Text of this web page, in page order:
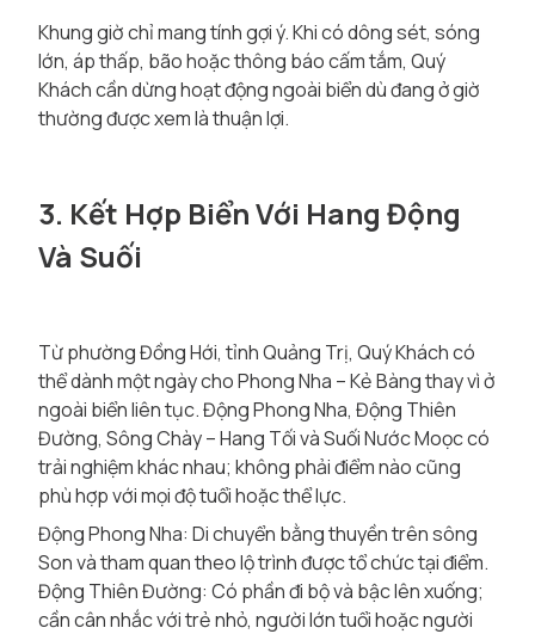
Khung giờ chỉ mang tính gợi ý. Khi có dông sét, sóng
lớn, áp thấp, bão hoặc thông báo cấm tắm, Quý
Khách cần dừng hoạt động ngoài biển dù đang ở giờ
thường được xem là thuận lợi.
3. Kết Hợp Biển Với Hang Động
Và Suối
Từ phường Đồng Hới, tỉnh Quảng Trị, Quý Khách có
thể dành một ngày cho Phong Nha – Kẻ Bàng thay vì ở
ngoài biển liên tục. Động Phong Nha, Động Thiên
Đường, Sông Chày – Hang Tối và Suối Nước Moọc có
trải nghiệm khác nhau; không phải điểm nào cũng
phù hợp với mọi độ tuổi hoặc thể lực.
Động Phong Nha: Di chuyển bằng thuyền trên sông
Son và tham quan theo lộ trình được tổ chức tại điểm.
Động Thiên Đường: Có phần đi bộ và bậc lên xuống;
cần cân nhắc với trẻ nhỏ, người lớn tuổi hoặc người